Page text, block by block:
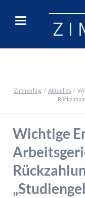
Zimmerling Aktuelles
Wichtige